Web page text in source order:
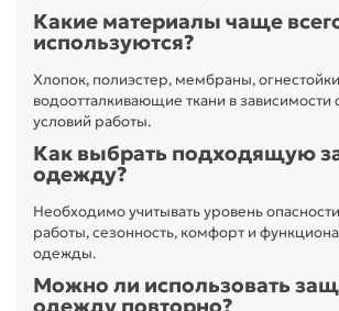
Какие материалы чаще
используются?
Хлопок, полиэстер, мембраны,
водоотталкивающие ткани в зависимости
условий работы.
Как выбрать подходящую
одежду?
Необходимо учитывать уровень
работы, сезонность, комфорт и
одежды.
Можно ли использовать
одежду повторно?